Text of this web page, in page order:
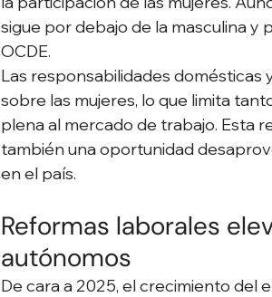
sigue por debajo de la masculina
OCDE.
Las responsabilidades
sobre las mujeres, lo que limita
plena al mercado de trabajo. Esta
también una oportunidad
en el país.
Reformas laborales
autónomos
De cara a 2025, el crecimiento del